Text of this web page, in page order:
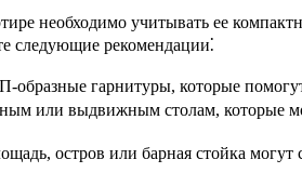
необходимо учитывать ее
следующие рекомендации⁚
гарнитуры, которые
или выдвижным столам, которые
остров или барная стойка